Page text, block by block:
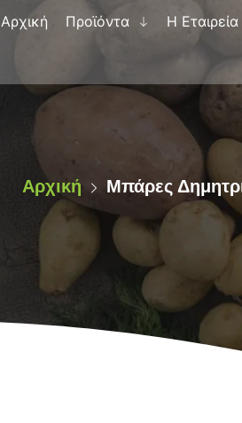
Αρχική Προϊόντα Η Εταιρεία
Αρχική Μπάρες